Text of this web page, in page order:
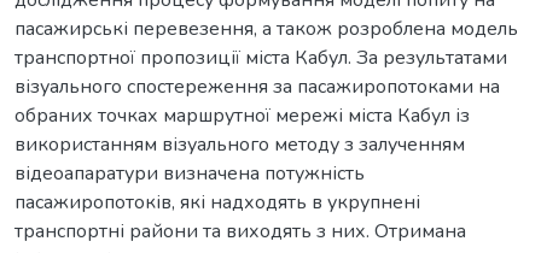
пасажирські перевезення, а також розроблена модель
транспортної пропозиції міста Кабул. За результатами
візуального спостереження за пасажиропотоками на
обраних точках маршрутної мережі міста Кабул із
використанням візуального методу з залученням
відеоапаратури визначена потужність
пасажиропотоків, які надходять в укрупнені
транспортні райони та виходять з них. Отримана